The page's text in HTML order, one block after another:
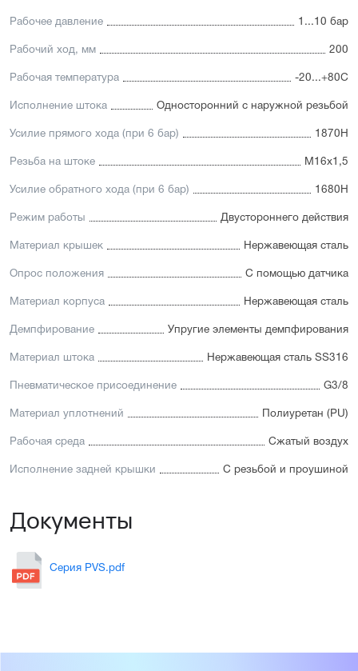
Подходит для использования в пищевой
Простой монтаж в ограниченном пространстве
Рабочее давление 1...10 бар
Рабочий ход, мм 200
Рабочая температура -20...+80С
Исполнение штока Односторонний с наружной резьбой
Усилие прямого хода (при 6 бар) 1870Н
Резьба на штоке М16х1,5
Усилие обратного хода (при 6 бар) 1680Н
Режим работы Двустороннего действия
Материал крышек Нержавеющая сталь
Опрос положения С помощью датчика
Материал корпуса Нержавеющая сталь
Демпфирование Упругие элементы демпфирования
Материал штока Нержавеющая сталь SS316
Пневматическое присоединение G3/8
Материал уплотнений Полиуретан (PU)
Рабочая среда Сжатый воздух
Исполнение задней крышки С резьбой и проушиной
Документы
Серия PVS.pdf